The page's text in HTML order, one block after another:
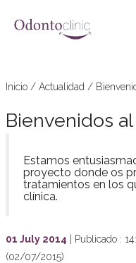
Inicio / Actualidad /
Bienvenidos
Estamos
proyecto donde os
tratamientos en los
clínica.
01 July 2014 Publicado :
(02/07/2015)